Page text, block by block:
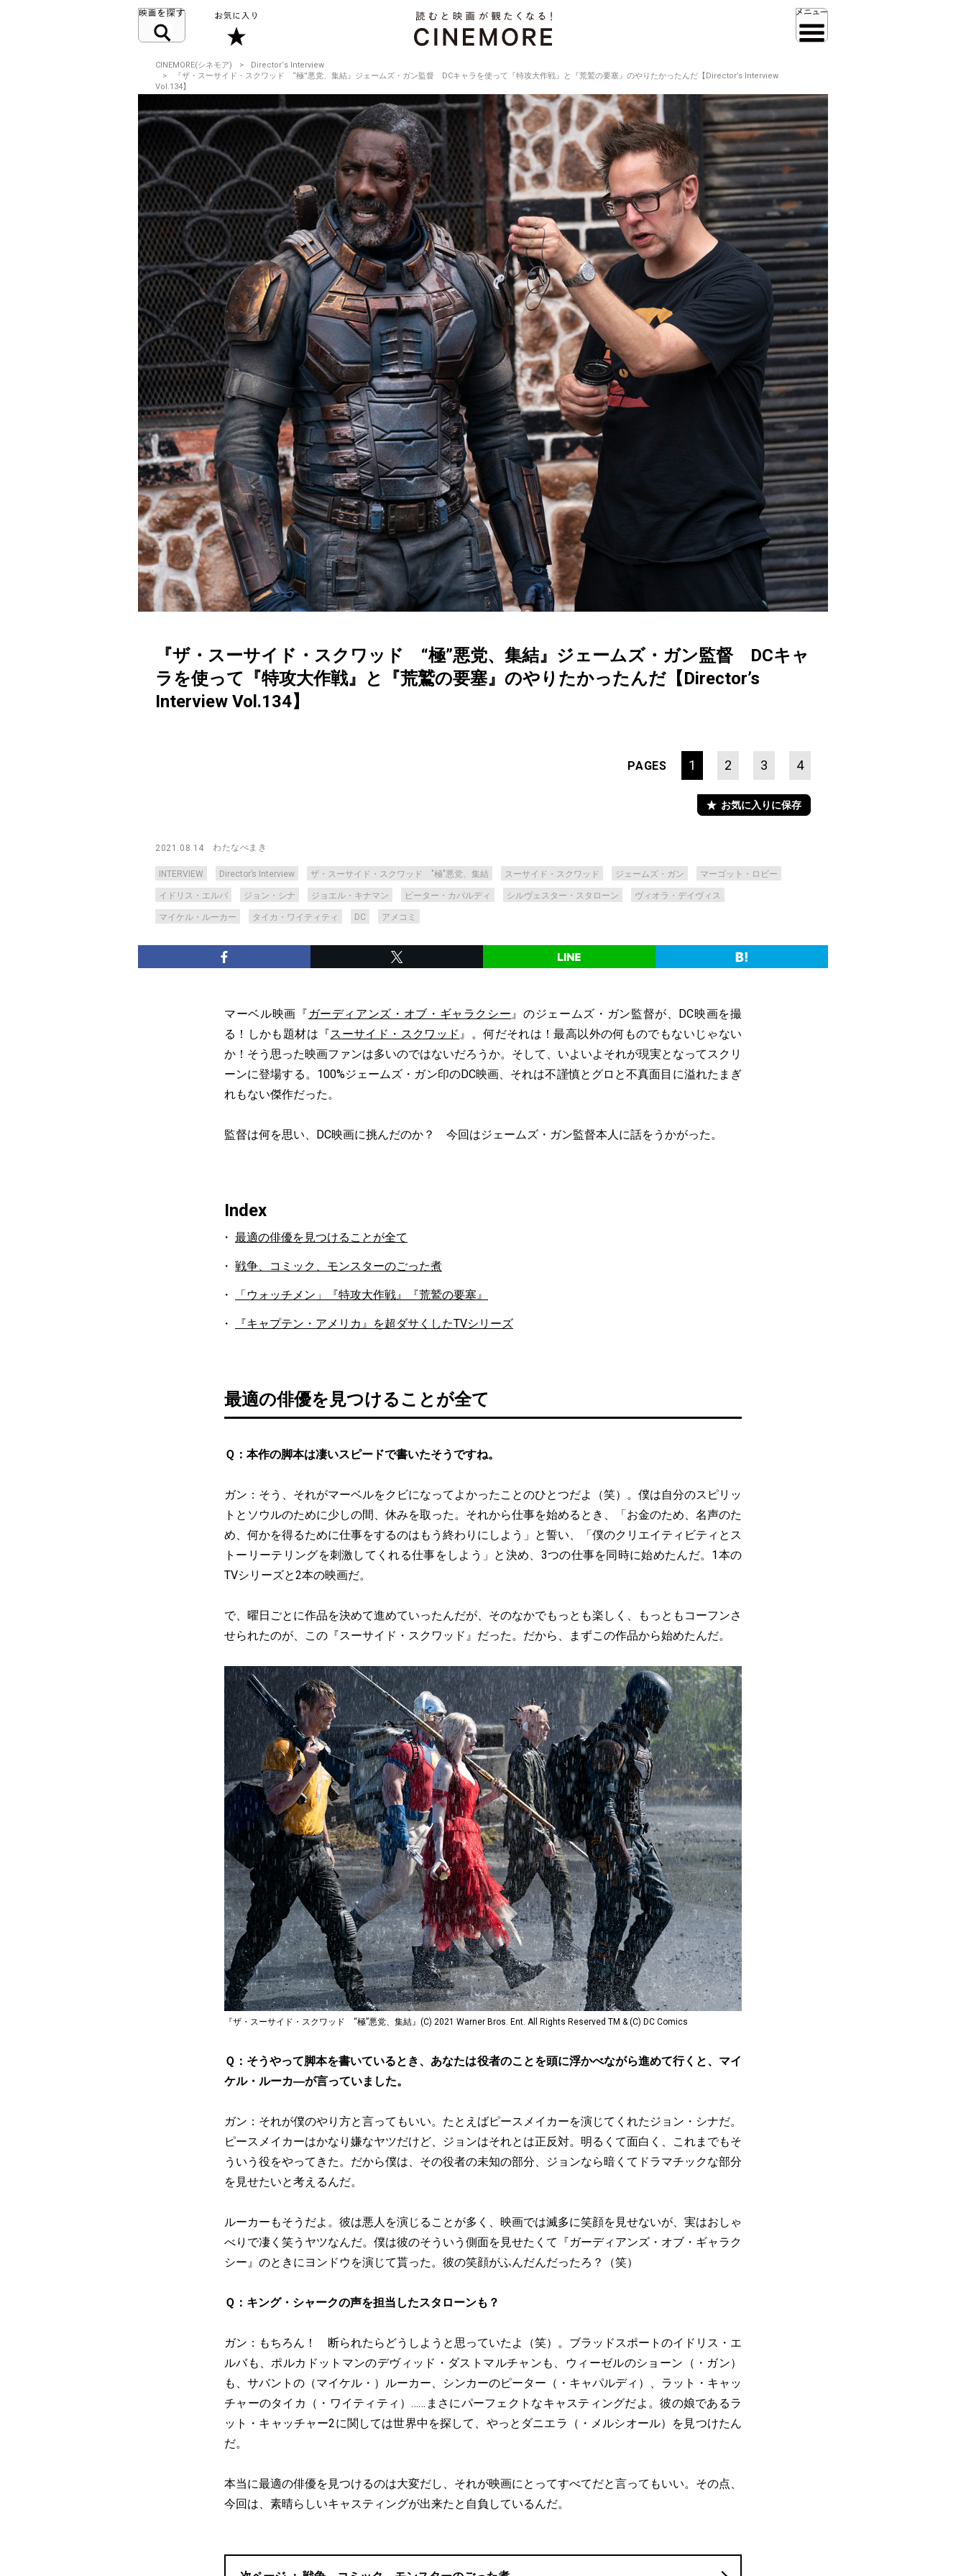
CINEMORE(シネモア)
Director‘s Interview
『ザ・スーサイド・スクワッド “極”悪党、集結』ジェームズ・ガン監督 DCキャラを使って『特攻大作戦』と『荒鷲の要塞』のやりたかったんだ【Director’s Interview
Vol.134】
『ザ・スーサイド・スクワッド “極”悪党、集結』ジェームズ・ガン監督 DCキャ
ラを使って『特攻大作戦』と『荒鷲の要塞』のやりたかったんだ【Director’s
Interview Vol.134】
PAGES 1 2 3 4
お気に入りに保存
2021.08.14 わたなべまき
INTERVIEW Director’s Interview ザ・スーサイド・スクワッド "極"悪党、集結 スーサイド・スクワッド ジェームズ・ガン マーゴット・ロビー
イドリス・エルバ ジョン・シナ ジョエル・キナマン ピーター・カパルディ シルヴェスター・スタローン ヴィオラ・デイヴィス
マイケル・ルーカー タイカ・ワイティティ DC アメコミ
マーベル映画『 ガーディアンズ・オブ・ギャラクシー』のジェームズ・ガン監督が、DC映画を撮
る！しかも題材は『スーサイド・スクワッド 』。何だそれは！最高以外の何ものでもないじゃない
か！そう思った映画ファンは多いのではないだろうか。そして、いよいよそれが現実となってスクリ
ーンに登場する。100%ジェームズ・ガン印のDC映画、それは不謹慎とグロと不真面目に溢れたまぎ
れもない傑作だった。
監督は何を思い、DC映画に挑んだのか？ 今回はジェームズ・ガン監督本人に話をうかがった。
Index
最適の俳優を見つけることが全て
戦争、コミック、モンスターのごった煮
「ウォッチメン」『特攻大作戦』『荒鷲の要塞』
『キャプテン・アメリカ』を超ダサくしたTVシリーズ
最適の俳優を見つけることが全て
Ｑ：本作の脚本は凄いスピードで書いたそうですね。
ガン：そう、それがマーベルをクビになってよかったことのひとつだよ（笑）。僕は自分のスピリッ
トとソウルのために少しの間、休みを取った。それから仕事を始めるとき、「お金のため、名声のた
め、何かを得るために仕事をするのはもう終わりにしよう」と誓い、「僕のクリエイティビティとス
トーリーテリングを刺激してくれる仕事をしよう」と決め、3つの仕事を同時に始めたんだ。1本の
TVシリーズと2本の映画だ。
で、曜日ごとに作品を決めて進めていったんだが、そのなかでもっとも楽しく、もっともコーフンさ
せられたのが、この『スーサイド・スクワッド』だった。だから、まずこの作品から始めたんだ。
『ザ・スーサイド・スクワッド “極”悪党、集結』(C) 2021 Warner Bros. Ent. All Rights Reserved TM & (C) DC Comics
Ｑ：そうやって脚本を書いているとき、あなたは役者のことを頭に浮かべながら進めて行くと、マイ
ケル・ルーカ―が言っていました。
ガン：それが僕のやり方と言ってもいい。たとえばピースメイカーを演じてくれたジョン・シナだ。
ピースメイカーはかなり嫌なヤツだけど、ジョンはそれとは正反対。明るくて面白く、これまでもそ
ういう役をやってきた。だから僕は、その役者の未知の部分、ジョンなら暗くてドラマチックな部分
を見せたいと考えるんだ。
ルーカーもそうだよ。彼は悪人を演じることが多く、映画では滅多に笑顔を見せないが、実はおしゃ
べりで凄く笑うヤツなんだ。僕は彼のそういう側面を見せたくて『ガーディアンズ・オブ・ギャラク
シー』のときにヨンドウを演じて貰った。彼の笑顔がふんだんだったろ？（笑）
Ｑ：キング・シャークの声を担当したスタローンも？
ガン：もちろん！ 断られたらどうしようと思っていたよ（笑）。ブラッドスポートのイドリス・エ
ルバも、ポルカドットマンのデヴィッド・ダストマルチャンも、ウィーゼルのショーン（・ガン）
も、サバントの（マイケル・）ルーカー、シンカーのピーター（・キャパルディ）、ラット・キャッ
チャーのタイカ（・ワイティティ）……まさにパーフェクトなキャスティングだよ。彼の娘であるラ
ット・キャッチャー2に関しては世界中を探して、やっとダニエラ（・メルシオール）を見つけたん
だ。
本当に最適の俳優を見つけるのは大変だし、それが映画にとってすべてだと言ってもいい。その点、
今回は、素晴らしいキャスティングが出来たと自負しているんだ。